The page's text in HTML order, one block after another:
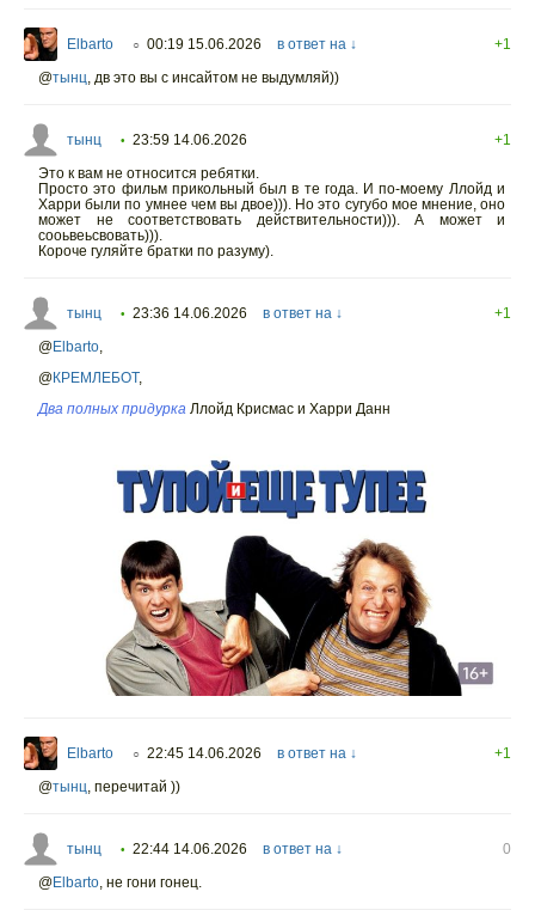
Elbarto ○ 00:19 15.06.2026 в ответ на ↓
+1
@тынц дв это вы с инсайтом не выдумляй))
тынц • 23:59 14.06.2026
+1
Это к вам не относится ребятки.
Просто это фильм прикольный был в те года. И по-моему Ллойд и
Харри были по умнее чем вы двое))). Но это сугубо мое мнение, оно
может не соответствовать действительности))). А может и
сооьвеьсвовать))).
Короче гуляйте братки по разуму).
тынц • 23:36 14.06.2026 в ответ на ↓
+1
@Elbarto
@КРЕМЛЕБОТ,
Два полных придурка Ллойд Крисмас и Харри Данн
Elbarto ○ 22:45 14.06.2026 в ответ на ↓
+1
@тынц перечитай ))
тынц • 22:44 14.06.2026 в ответ на ↓
0
@Elbarto не гони гонец.